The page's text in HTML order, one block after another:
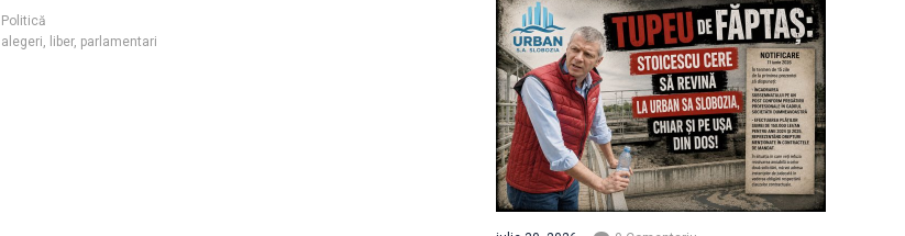
Politică
alegeri
liber, parlamentari